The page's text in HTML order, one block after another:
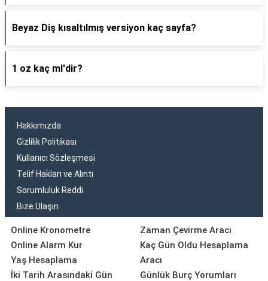
Beyaz Diş kısaltılmış versiyon kaç sayfa?
1 oz kaç ml'dir?
Hakkımızda
Gizlilik Politikası
Kullanıcı Sözleşmesi
Telif Hakları ve Alıntı
Sorumluluk Reddi
Bize Ulaşın
Online Kronometre
Online Alarm Kur
Yaş Hesaplama
İki Tarih Arasındaki Gün
Zaman Çevirme Aracı
Kaç Gün Oldu Hesaplama
Aracı
Günlük Burç Yorumları